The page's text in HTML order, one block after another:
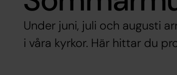
Under juni, juli och augusti
i våra kyrkor. Här hittar du